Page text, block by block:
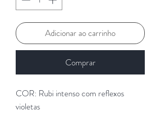
Adicionar ao carrinho
Comprar
COR: Rubi intenso com reflexos
violetas